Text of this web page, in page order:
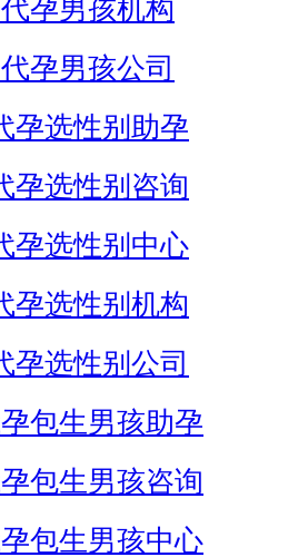
孕男孩机构
孕男孩公司
孕选性别助孕
孕选性别咨询
孕选性别中心
孕选性别机构
孕选性别公司
包生男孩助孕
包生男孩咨询
包生男孩中心